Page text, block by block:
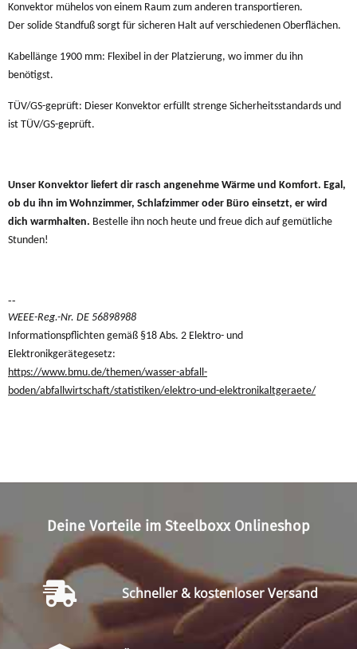
Konvektor mühelos von einem Raum zum anderen transportieren.
Der solide Standfuß sorgt für sicheren Halt auf verschiedenen Oberflächen.
Kabellänge 1900 mm: Flexibel in der Platzierung, wo immer du ihn
benötigst.
TÜV/GS-geprüft: Dieser Konvektor erfüllt strenge Sicherheitsstandards und
ist TÜV/GS-geprüft.
Unser Konvektor liefert dir rasch angenehme Wärme und Komfort. Egal,
ob du ihn im Wohnzimmer, Schlafzimmer oder Büro einsetzt, er wird
dich warmhalten. Bestelle ihn noch heute und freue dich auf gemütliche
Stunden!
--
WEEE-Reg.-Nr. DE 56898988
Informationspflichten gemäß §18 Abs. 2 Elektro- und
Elektronikgerätegesetz:
https://www.bmu.de/themen/wasser-abfall-
boden/abfallwirtschaft/statistiken/elektro-und-elektronikaltgeraete/
Deine Vorteile im Steelboxx Onlineshop
Schneller & kostenloser Versand